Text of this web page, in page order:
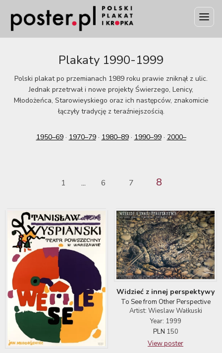
Plakaty 1990-1999
Polski plakat po przemianach 1989 roku prawie zniknął z ulic.
Jednak przetrwał i nowe projekty Świerzego, Lenicy,
Młodożeńca, Starowieyskiego oraz ich następców, znakomicie
łączyły tradycję z teraźniejszością.
1950–69· 1970–79· 1980–89· 1990–99· 2000–
1 ... 6 7 8
Widzieć z innej perspektywy
To See from Other Perspective
Artist: Wieslaw Wałkuski
Year: 1999
PLN 150
View poster